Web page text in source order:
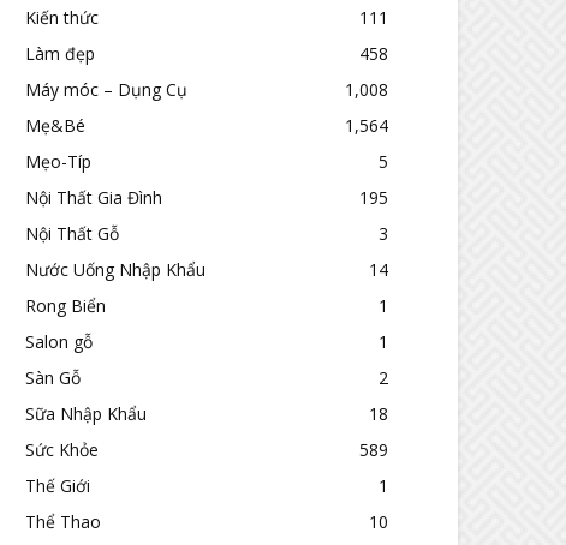
Kiến thức
111
Làm đẹp
458
Máy móc – Dụng Cụ
1,008
Mẹ&Bé
1,564
Mẹo-Típ
5
Nội Thất Gia Đình
195
Nội Thất Gỗ
3
Nước Uống Nhập Khẩu
14
Rong Biển
1
Salon gỗ
1
Sàn Gỗ
2
Sữa Nhập Khẩu
18
Sức Khỏe
589
Thế Giới
1
Thể Thao
10